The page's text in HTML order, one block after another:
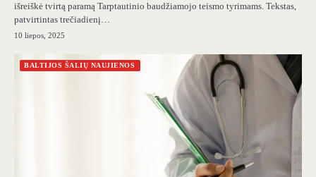
išreiškė tvirtą paramą Tarptautinio baudžiamojo teismo tyrimams. Tekstas,
patvirtintas trečiadienį…
10 liepos, 2025
BALTIJOS ŠALIŲ NAUJIENOS